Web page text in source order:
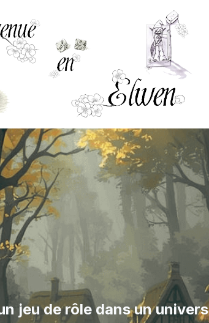
jeu de rôle dans un